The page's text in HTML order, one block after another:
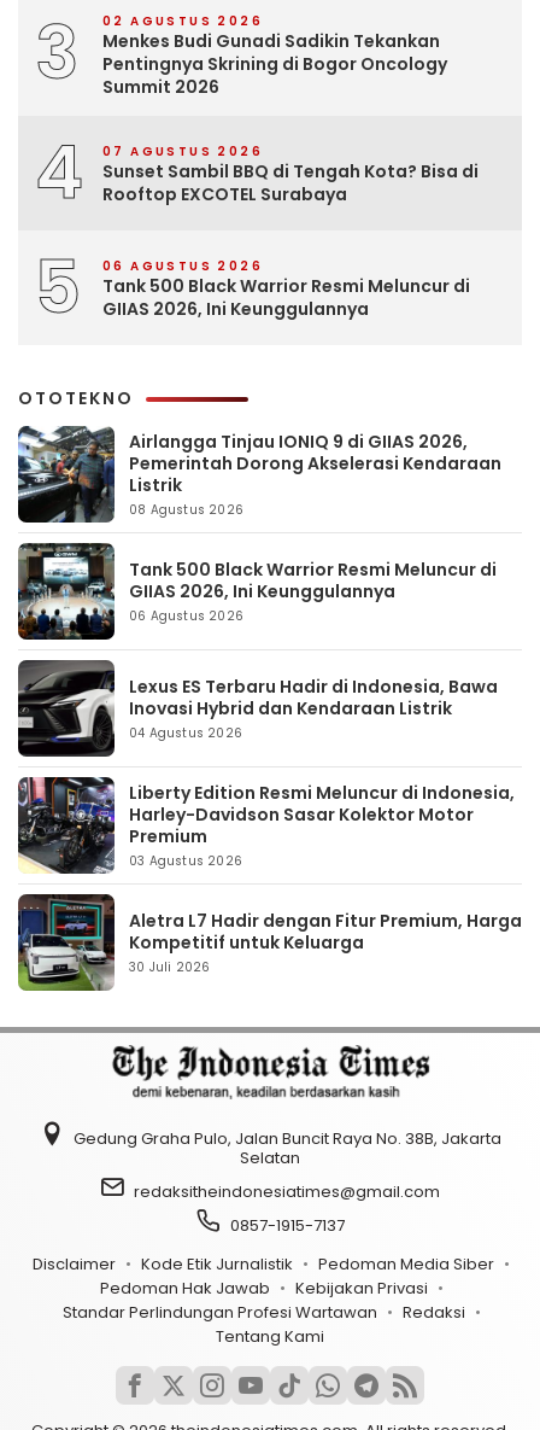
3 02 AGUSTUS 2026
Menkes Budi Gunadi Sadikin Tekankan
Pentingnya Skrining di Bogor Oncology
Summit 2026
4 07 AGUSTUS 2026
Sunset Sambil BBQ di Tengah Kota? Bisa di
Rooftop EXCOTEL Surabaya
5 06 AGUSTUS 2026
Tank 500 Black Warrior Resmi Meluncur di
GIIAS 2026, Ini Keunggulannya
OTOTEKNO
Airlangga Tinjau IONIQ 9 di GIIAS 2026,
Pemerintah Dorong Akselerasi Kendaraan
Listrik
08 Agustus 2026
Tank 500 Black Warrior Resmi Meluncur di
GIIAS 2026, Ini Keunggulannya
06 Agustus 2026
Lexus ES Terbaru Hadir di Indonesia, Bawa
Inovasi Hybrid dan Kendaraan Listrik
04 Agustus 2026
Liberty Edition Resmi Meluncur di Indonesia,
Harley-Davidson Sasar Kolektor Motor
Premium
03 Agustus 2026
Aletra L7 Hadir dengan Fitur Premium, Harga
Kompetitif untuk Keluarga
30 Juli 2026
Gedung Graha Pulo, Jalan Buncit Raya No. 38B, Jakarta
Selatan
redaksitheindonesiatimes@gmail.com
0857-1915-7137
Disclaimer
Kode Etik Jurnalistik
Pedoman Media Siber
Pedoman Hak Jawab
Kebijakan Privasi
Standar Perlindungan Profesi Wartawan
Redaksi
Tentang Kami